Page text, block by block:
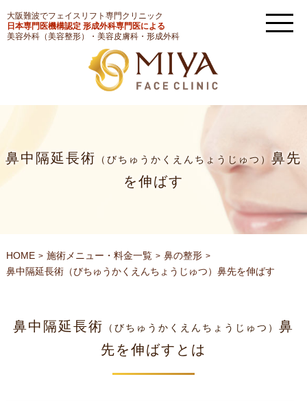
大阪難波でフェイスリフト専門クリニック
日本専門医機構認定 形成外科専門医による
美容外科（美容整形）・美容皮膚科・形成外科
鼻中隔延長術 （びちゅうかくえんちょうじゅつ） 鼻先
を伸ばす
HOME 施術メニュー・料金一覧
鼻の整形
鼻中隔延長術（びちゅうかくえんちょうじゅつ） 鼻先を伸ばす
鼻中隔延長術 （びちゅうかくえんちょうじゅつ） 鼻
先を伸ばすとは